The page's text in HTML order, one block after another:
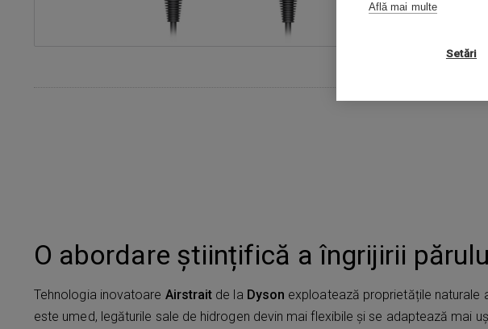
O abordare științifică a îngrijirii
Tehnologia inovatoare Airstrait de la Dyson exploatează proprietățile naturale
este umed, legăturile sale de hidrogen devin mai flexibile și se adaptează mai
Află mai multe
Setări